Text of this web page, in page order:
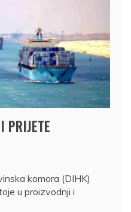
PRIJETE
komora (DIHK)
u proizvodnji i